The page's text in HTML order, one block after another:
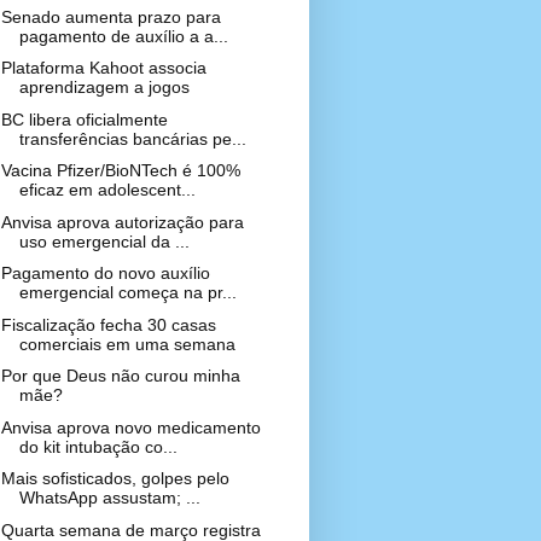
Senado aumenta prazo para
pagamento de auxílio a a...
Plataforma Kahoot associa
aprendizagem a jogos
BC libera oficialmente
transferências bancárias pe...
Vacina Pfizer/BioNTech é 100%
eficaz em adolescent...
Anvisa aprova autorização para
uso emergencial da ...
Pagamento do novo auxílio
emergencial começa na pr...
Fiscalização fecha 30 casas
comerciais em uma semana
Por que Deus não curou minha
mãe?
Anvisa aprova novo medicamento
do kit intubação co...
Mais sofisticados, golpes pelo
WhatsApp assustam; ...
Quarta semana de março registra